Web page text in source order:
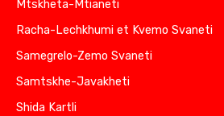
Mtskheta-Mtianeti
Racha-Lechkhumi et Kvemo Svaneti
Samegrelo-Zemo Svaneti
Samtskhe-Javakheti
Shida Kartli